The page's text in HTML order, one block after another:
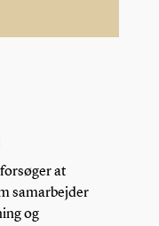
at
samarbejder
og